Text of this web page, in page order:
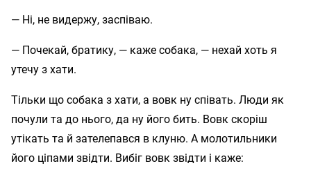
— Ні, не видержу, заспіваю.
— Почекай, братику, — каже собака, — нехай хоть я
утечу з хати.
Тільки що собака з хати, а вовк ну співать. Люди як
почули та до нього, да ну його бить. Вовк скоріш
утікать та й зателепався в клуню. А молотильники
його ціпами звідти. Вибіг вовк звідти і каже: